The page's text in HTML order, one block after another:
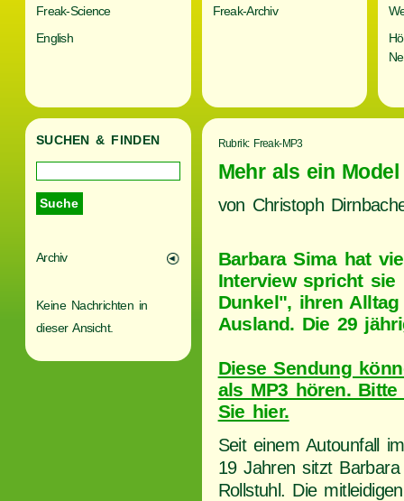
Freak-Science
English
Freak-Archiv
SUCHEN & FINDEN
Archiv
Keine Nachrichten in
dieser Ansicht.
Rubrik: Freak-MP3
Mehr als ein
von Christoph
Barbara Sima hat
Interview spricht
Dunkel", ihren
Ausland. Die 29
Diese Sendung
als MP3 hören.
Sie hier.
Seit einem Autounfall
19 Jahren sitzt
Rollstuhl. Die